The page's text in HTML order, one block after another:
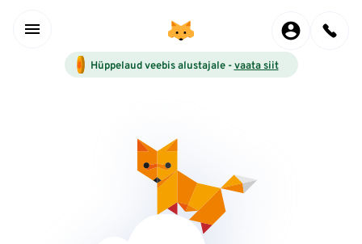
Hüppelaud veebis alustajale -vaata siit